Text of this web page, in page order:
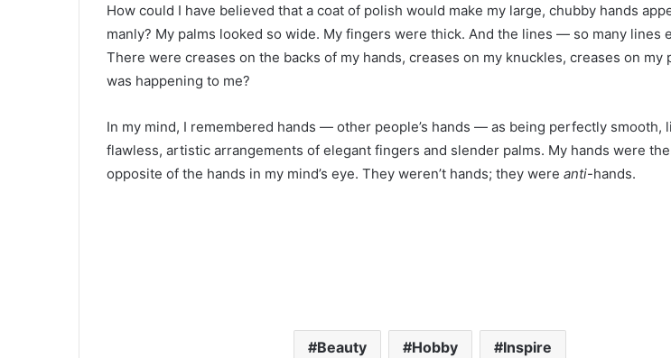
How could I have believed that a coat of polish would make my large, chubby hands
manly? My palms looked so wide. My fingers were thick. And the lines — so many lines
There were creases on the backs of my hands, creases on my knuckles, creases on my
was happening to me?
In my mind, I remembered hands — other people’s hands — as being perfectly smooth,
flawless, artistic arrangements of elegant fingers and slender palms. My hands were
opposite of the hands in my mind’s eye. They weren’t hands; they were anti-hands.
Beauty Hobby Inspire